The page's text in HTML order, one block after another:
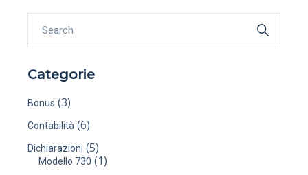
Categorie
Bonus (3)
Contabilità (6)
Dichiarazioni (5)
Modello 730 (1)